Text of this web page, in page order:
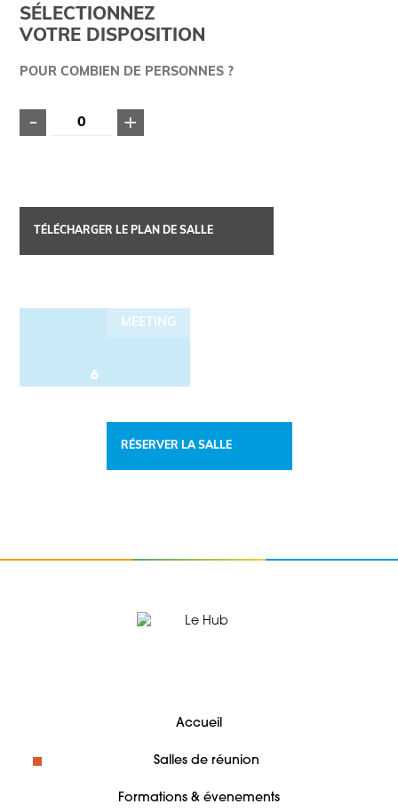
SÉLECTIONNEZ
VOTRE DISPOSITION
POUR COMBIEN DE PERSONNES ?
- +
TÉLÉCHARGER LE PLAN DE SALLE
MEETING
6
RÉSERVER LA SALLE
Accueil
Salles de réunion
Formations & évenements